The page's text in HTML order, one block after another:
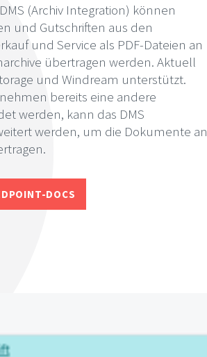
(Archiv Integration) können
und Gutschriften aus den
und Service als PDF-Dateien an
übertragen werden. Aktuell
und Windream unterstützt.
bereits eine andere
werden, kann das DMS
werden, um die Dokumente an
DOCS